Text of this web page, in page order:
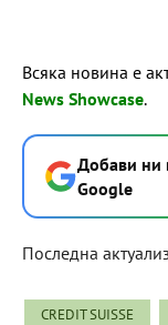
Всяка новина е
News Showcase.
Добави ни
Google
Последна
CREDIT SUISSE